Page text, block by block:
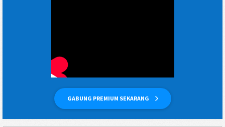
GABUNG PREMIUM SEKARANG